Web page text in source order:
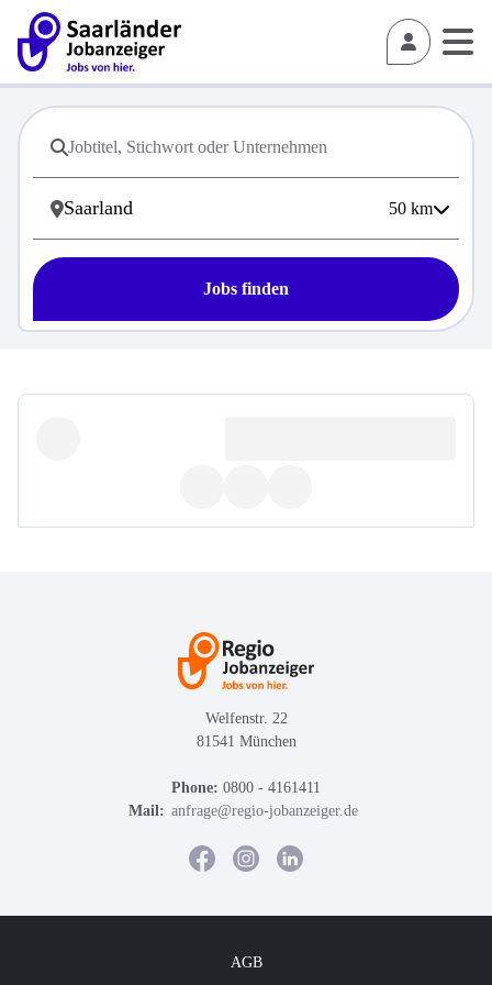
50 km
Jobs finden
Welfenstr. 22
81541 München
Phone: 0800 - 4161411
Mail: anfrage@regio-jobanzeiger.de
AGB